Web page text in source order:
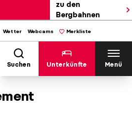
zu den
Bergbahnen
Wetter Webcams Merkliste
Suchen Unterkünfte Menü